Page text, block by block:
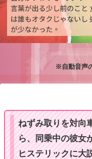
※自動音声
ねずみ取りを対向
ら、同乗中の彼女
ヒステリックに大